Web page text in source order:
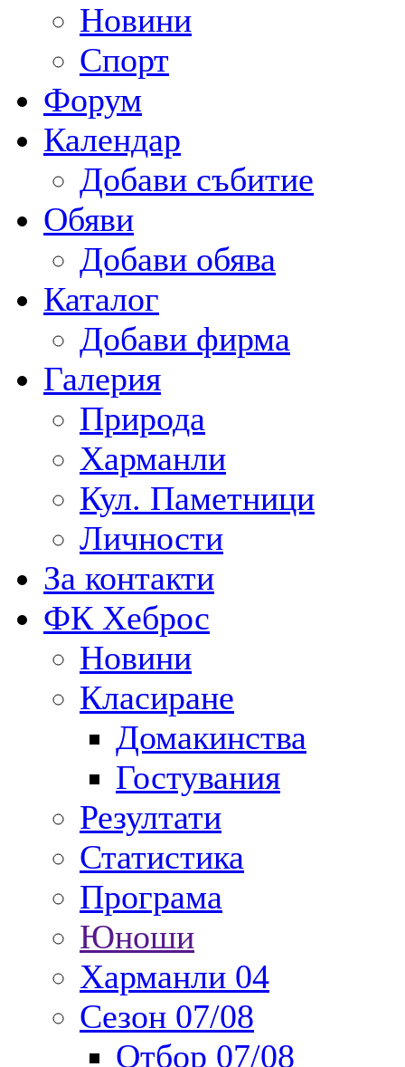
Новини
Спорт
Форум
Календар
Добави събитие
Обяви
Добави обява
Каталог
Добави фирма
Галерия
Природа
Харманли
Кул. Паметници
Личности
За контакти
ФК Хеброс
Новини
Класиране
Домакинства
Гостувания
Резултати
Статистика
Програма
Юноши
Харманли 04
Сезон 07/08
Отбор 07/08